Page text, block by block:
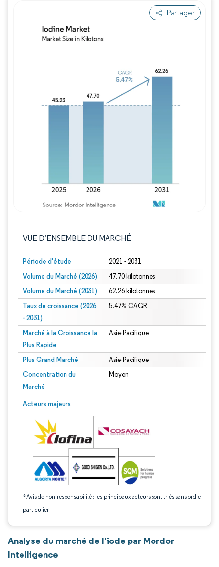
Partager
VUE D’ENSEMBLE DU MARCHÉ
Période d'étude 2021 - 2031
Volume du Marché (2026) 47.70 kilotonnes
Volume du Marché (2031) 62.26 kilotonnes
Taux de croissance (2026
- 2031)
5.47% CAGR
Marché à la Croissance la
Plus Rapide
Asie-Pacifique
Plus Grand Marché Asie-Pacifique
Concentration du
Marché
Moyen
Acteurs majeurs
*Avis de non-responsabilité : les principaux acteurs sont triés sans ordre
particulier
Image © Mordor Intelligence. La réutilisation nécessite une attribution sous CC
Analyse du marché de l'iode par Mordor
Intelligence